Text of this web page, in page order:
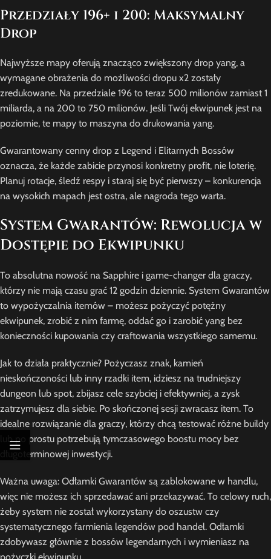
Przedziały 196+ i 200: Maksymalny
Drop
Najwyższe mapy oferują znacząco zwiększony drop yang, a
wymagane obrażenia do możliwości dropu x2 zostały
zredukowane. Na przedziale 196 to teraz 500 milionów zamiast 1
miliarda, a na 200 to 750 milionów. Jeśli Twój ekwipunek jest na
poziomie, te mapy to maszyna do drukowania yang.
Gwarantowany cenny drop z Legend i Elitarnych Bossów
oznacza, że każde zabicie przynosi konkretny profit, nie loterię.
Planuj rotacje, śledź respy i staraj się być pierwszy – konkurencja
na wysokich mapach jest ostra, ale nagroda tego warta.
System Gwarantów: Rewolucja w
Dostępie do Ekwipunku
To absolutna nowość na Sapphire i game-changer dla graczy,
którzy nie mają czasu grać 12 godzin dziennie. System Gwarantów
to wypożyczalnia itemów – możesz pożyczyć potężny
ekwipunek, zrobić z nim farmę, oddać go i zarobić yang bez
konieczności kupowania czy craftowania wszystkiego samemu.
Jak to działa praktycznie? Pożyczasz znak, kamień
nieskończoności lub inny rzadki item, idziesz na trudniejszy
dungeon lub spot, zbijasz cele szybciej i efektywniej, a zysk
zatrzymujesz dla siebie. Po skończonej sesji zwracasz item. To
idealne rozwiązanie dla graczy, którzy chcą testować różne buildy
lub po prostu potrzebują tymczasowego boostu mocy bez
długoterminowej inwestycji.
Ważna uwaga: Odłamki Gwarantów są zablokowane w handlu,
więc nie możesz ich sprzedawać ani przekazywać. To celowy ruch,
żeby system nie został wykorzystany do oszustw czy
systematycznego farmienia legendów pod handel. Odłamki
zdobywasz głównie z bossów legendarnych i wymieniasz na